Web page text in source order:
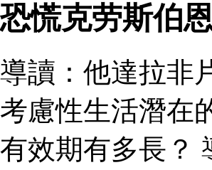
恐慌克劳斯伯
導讀：他達拉非
考慮性生活潛在
有效期有多長？